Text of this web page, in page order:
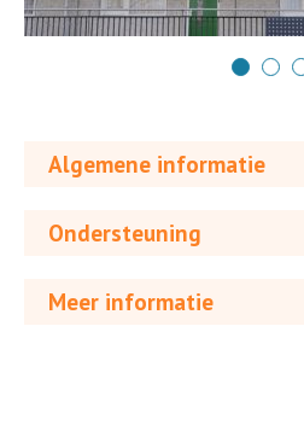
Algemene informatie
Ondersteuning
Meer informatie